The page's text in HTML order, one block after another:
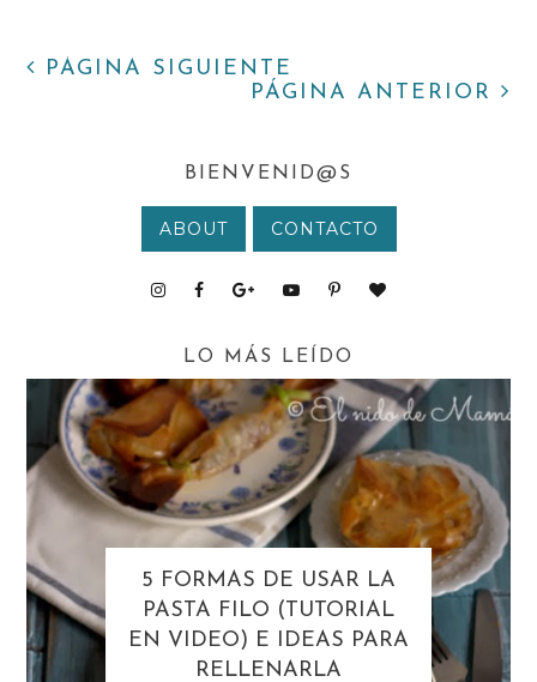
PÁGINA SIGUIENTE
PÁGINA ANTERIOR
BIENVENID@S
ABOUT CONTACTO
LO MÁS LEÍDO
5 FORMAS DE USAR LA
PASTA FILO (TUTORIAL
EN VIDEO) E IDEAS PARA
RELLENARLA